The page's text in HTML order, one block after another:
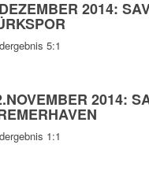
2014:
5:1
2014:
1:1